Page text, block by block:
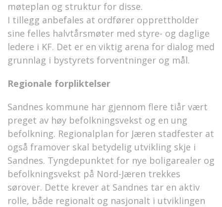
møteplan og struktur for disse.
I tillegg anbefales at ordfører opprettholder
sine felles halvtårsmøter med styre- og daglige
ledere i KF. Det er en viktig arena for dialog med
grunnlag i bystyrets forventninger og mål.
Regionale forpliktelser
Sandnes kommune har gjennom flere tiår vært
preget av høy befolkningsvekst og en ung
befolkning. Regionalplan for Jæren stadfester at
også framover skal betydelig utvikling skje i
Sandnes. Tyngdepunktet for nye boligarealer og
befolkningsvekst på Nord-Jæren trekkes
sørover. Dette krever at Sandnes tar en aktiv
rolle, både regionalt og nasjonalt i utviklingen